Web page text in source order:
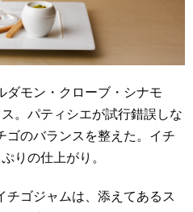
ダモン・クローブ・シナモ
。パティシエが試行錯誤しな
ゴのバランスを整えた。イチ
りの仕上がり。
チゴジャムは、添えてあるス